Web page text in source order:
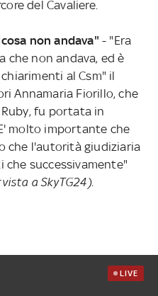
del Cavaliere.
non andava" - "Era
che non andava, ed è
al Csm" il
Annamaria Fiorillo, che
fu portata in
molto importante che
che l'autorità giudiziaria
successivamente"
a SkyTG24).
LIVE